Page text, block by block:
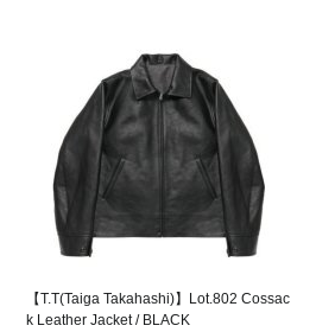
【T.T(Taiga Takahashi)】Lot.802 Cossac
k Leather Jacket / BLACK